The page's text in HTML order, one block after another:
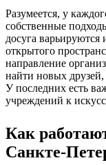
Разумеется, у
собственные
досуга варьируются
открытого
направление
найти новых друзей,
У последних есть
учреждений к
Как
Санкте-